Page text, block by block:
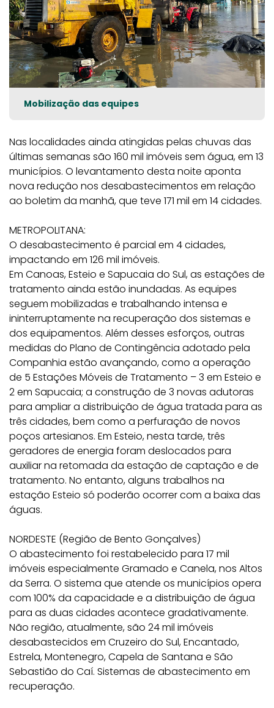
Mobilização das equipes
Nas localidades ainda atingidas pelas chuvas das
últimas semanas são 160 mil imóveis sem água, em 13
municípios. O levantamento desta noite aponta
nova redução nos desabastecimentos em relação
ao boletim da manhã, que teve 171 mil em 14 cidades.
METROPOLITANA:
O desabastecimento é parcial em 4 cidades,
impactando em 126 mil imóveis.
Em Canoas, Esteio e Sapucaia do Sul, as estações de
tratamento ainda estão inundadas. As equipes
seguem mobilizadas e trabalhando intensa e
ininterruptamente na recuperação dos sistemas e
dos equipamentos. Além desses esforços, outras
medidas do Plano de Contingência adotado pela
Companhia estão avançando, como a operação
de 5 Estações Móveis de Tratamento – 3 em Esteio e
2 em Sapucaia; a construção de 3 novas adutoras
para ampliar a distribuição de água tratada para as
três cidades, bem como a perfuração de novos
poços artesianos. Em Esteio, nesta tarde, três
geradores de energia foram deslocados para
auxiliar na retomada da estação de captação e de
tratamento. No entanto, alguns trabalhos na
estação Esteio só poderão ocorrer com a baixa das
águas.
NORDESTE (Região de Bento Gonçalves)
O abastecimento foi restabelecido para 17 mil
imóveis especialmente Gramado e Canela, nos Altos
da Serra. O sistema que atende os municípios opera
com 100% da capacidade e a distribuição de água
para as duas cidades acontece gradativamente.
Não região, atualmente, são 24 mil imóveis
desabastecidos em Cruzeiro do Sul, Encantado,
Estrela, Montenegro, Capela de Santana e São
Sebastião do Caí. Sistemas de abastecimento em
recuperação.